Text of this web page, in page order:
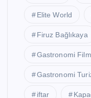
Elite World
Firuz Bağlıkaya
Gastronomi
Gastronomi
iftar